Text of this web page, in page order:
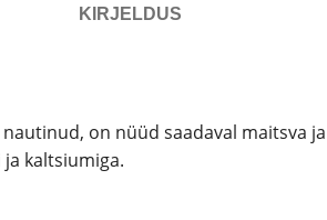
KIRJELDUS
on nüüd saadaval maitsva
kaltsiumiga.